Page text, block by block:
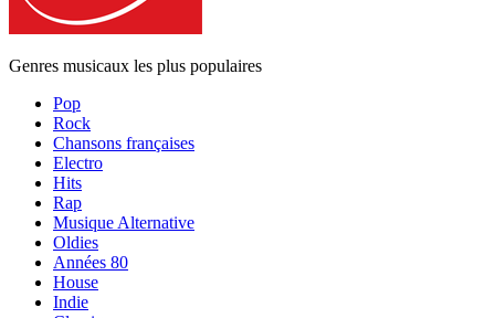
Genres musicaux les plus populaires
Pop
Rock
Chansons françaises
Electro
Hits
Rap
Musique Alternative
Oldies
Années 80
House
Indie